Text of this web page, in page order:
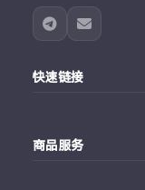
快速链接
商品服务